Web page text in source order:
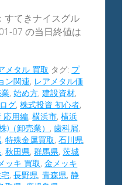
すてきナイスグル
07 の当日終値は
メタル 買取 タグ: プ
ン関連, レアメタル価
,始め方,建設資材,
グ,株式投資 初心者,
応用編,横浜市,横浜
（卸売業） ,歯科屑,
,特殊金属買取,石川県,
,秋田県,群馬県,茨城
ッキ 買取,金メッキ
,長野県,青森県,静